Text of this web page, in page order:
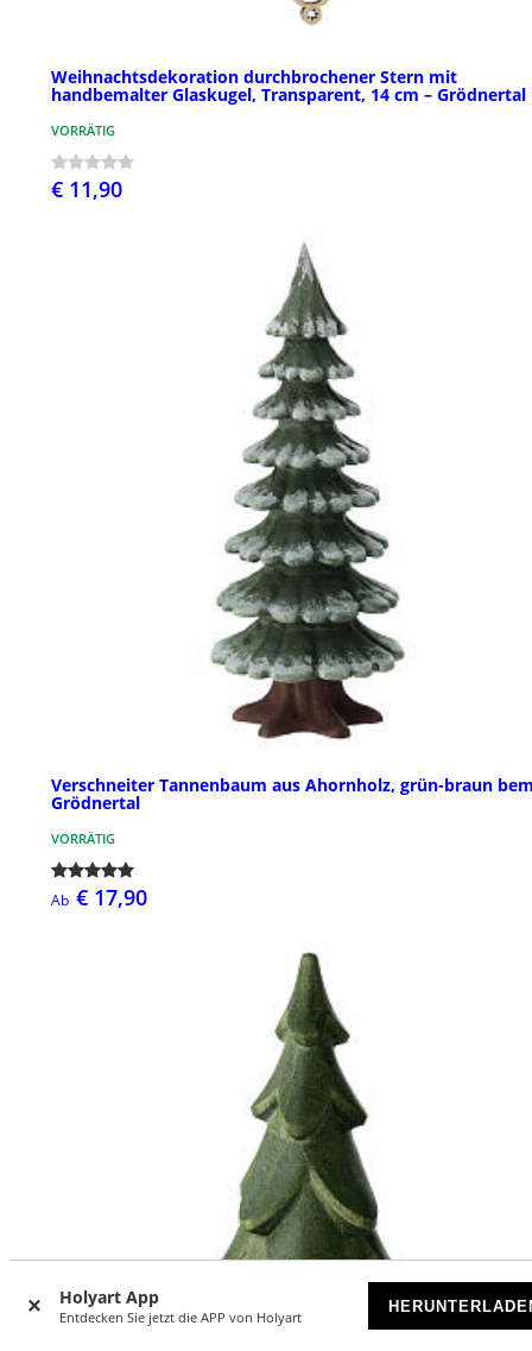
Holyart App
Entdecken Sie jetzt die APP von Holyart
Weihnachtsdekoration durchbrochener Stern mit
handbemalter Glaskugel, Transparent, 14 cm – Grödnertal
VORRÄTIG
€ 11,90
Verschneiter Tannenbaum aus Ahornholz, grün-braun
Grödnertal
VORRÄTIG
Ab € 17,90